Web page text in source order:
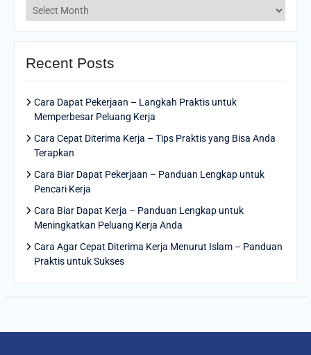
Archives
Recent Posts
Cara Dapat Pekerjaan – Langkah Praktis untuk
Memperbesar Peluang Kerja
Cara Cepat Diterima Kerja – Tips Praktis yang Bisa Anda
Terapkan
Cara Biar Dapat Pekerjaan – Panduan Lengkap untuk
Pencari Kerja
Cara Biar Dapat Kerja – Panduan Lengkap untuk
Meningkatkan Peluang Kerja Anda
Cara Agar Cepat Diterima Kerja Menurut Islam – Panduan
Praktis untuk Sukses